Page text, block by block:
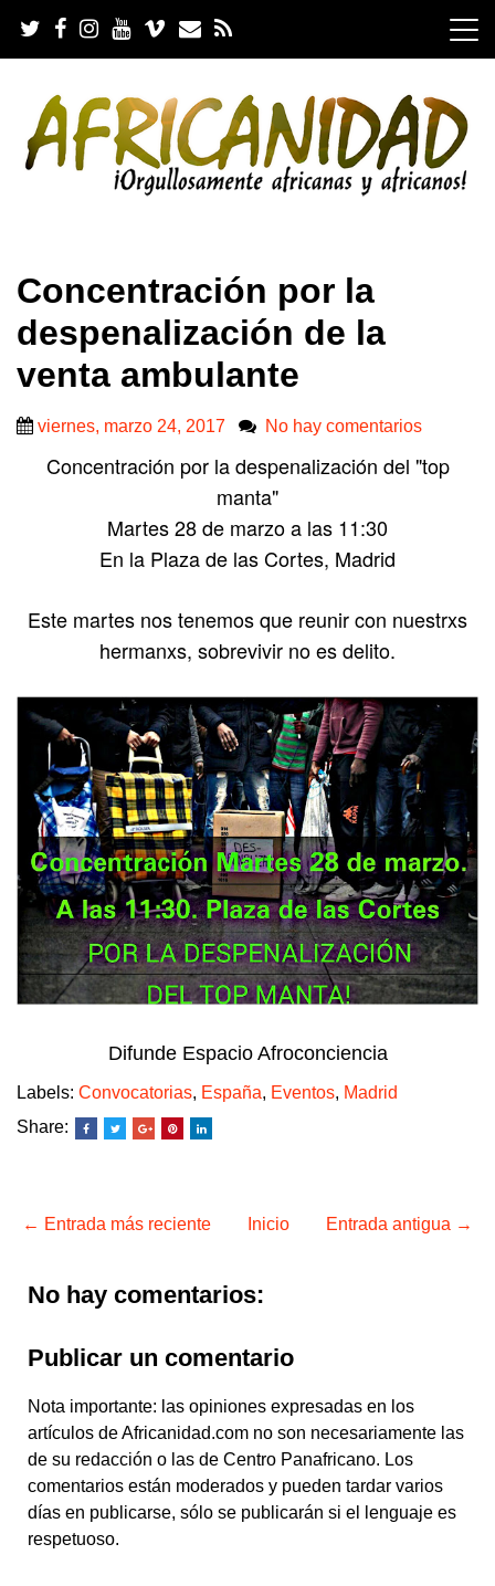
i
Concentración por la
despenalización de la
venta ambulante
viernes, marzo 24, 2017 No hay comentarios
Concentración por la despenalización del "top
manta"
Martes 28 de marzo a las 11:30
En la Plaza de las Cortes, Madrid
Este martes nos tenemos que reunir con nuestrxs
hermanxs, sobrevivir no es delito.
Difunde Espacio Afroconciencia
Labels: Convocatorias, España, Eventos, Madrid
Share:
← Entrada más reciente Entrada antigua →
Inicio
No hay comentarios:
Publicar un comentario
Nota importante: las opiniones expresadas en los
artículos de Africanidad.com no son necesariamente las
de su redacción o las de Centro Panafricano. Los
comentarios están moderados y pueden tardar varios
días en publicarse, sólo se publicarán si el lenguaje es
respetuoso.